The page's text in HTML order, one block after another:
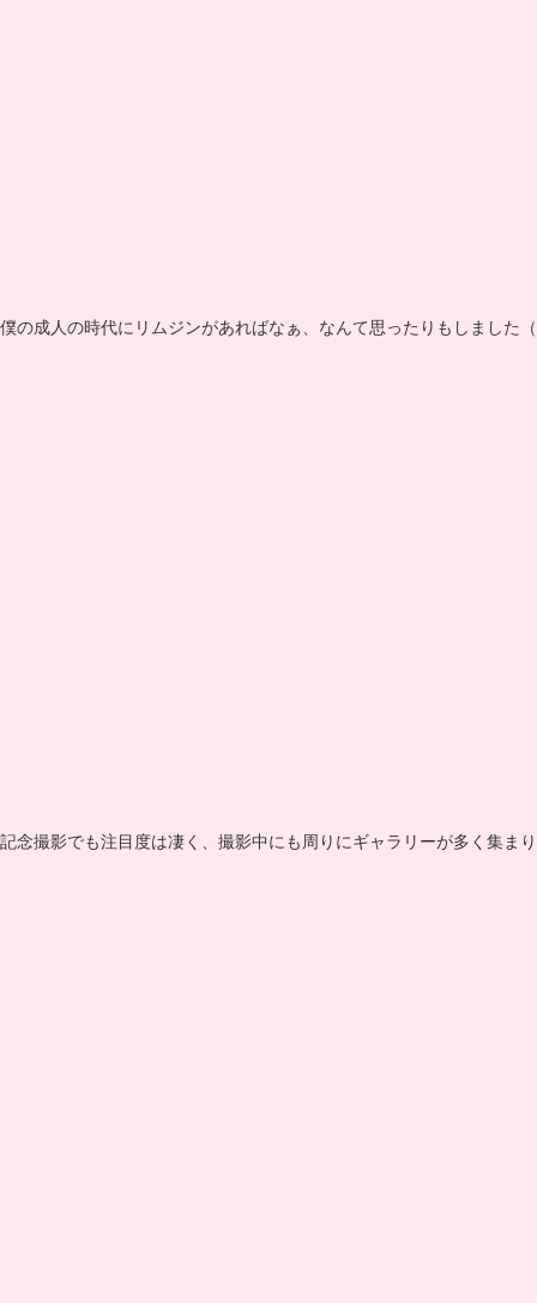
僕の成人の時代にリムジンがあればなぁ、なんて思ったりもしました
記念撮影でも注目度は凄く、撮影中にも周りにギャラリーが多く集ま